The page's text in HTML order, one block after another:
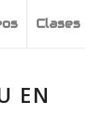
EN